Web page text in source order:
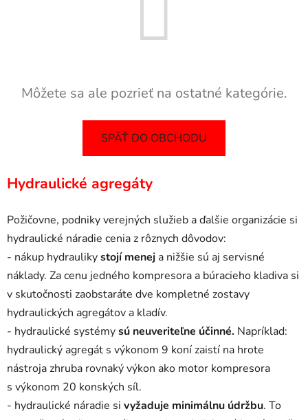
Môžete sa ale pozrieť na ostatné kategórie.
SPÄŤ DO OBCHODU
Hydraulické agregáty
Požičovne, podniky verejných služieb a ďalšie organizácie si
hydraulické náradie cenia z rôznych dôvodov:
- nákup hydraulikystojí menej a nižšie sú aj servisné
náklady. Za cenu jedného kompresora a búracieho kladiva si
v skutočnosti zaobstaráte dve kompletné zostavy
hydraulických agregátov a kladív.
- hydraulické systémysú neuveriteľne účinné. Napríklad:
hydraulický agregát s výkonom 9 koní zaistí na hrote
nástroja zhruba rovnaký výkon ako motor kompresora
s výkonom 20 konských síl.
- hydraulické náradie si vyžaduje minimálnu údržbu. To